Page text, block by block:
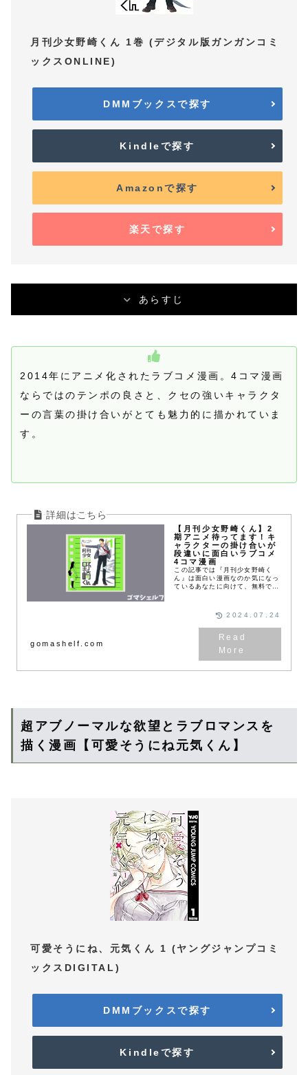
月刊少女野崎くん 1巻 (デジタル版ガンガンコミ
ックスONLINE)
DMMブックスで探す
Kindleで探す
Amazonで探す
楽天で探す
あらすじ
2014年にアニメ化されたラブコメ漫画。4コマ漫画
ならではのテンポの良さと、クセの強いキャラクタ
ーの言葉の掛け合いがとても魅力的に描かれていま
す。
【月刊少女野崎くん】2
期アニメ待ってます！キ
ャラクターの掛け合いが
段違いに面白いラブコメ
4コマ漫画
この記事では『月刊少女野崎く
ん』は面白い漫画なのか気になっ
ているあなたに向けて、無料で試
gomashelf.com
2024.07.24
超アブノーマルな欲望とラブロマンスを
描く漫画【可愛そうにね元気くん】
可愛そうにね、元気くん 1 (ヤングジャンプコミ
ックスDIGITAL)
DMMブックスで探す
Kindleで探す